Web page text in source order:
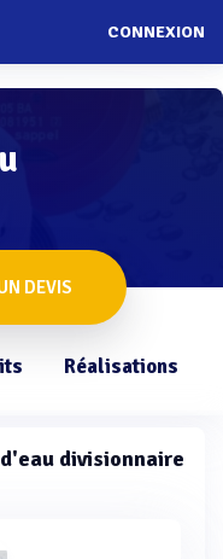
CONNEXION
DEVIS
Réalisations
divisionnaire